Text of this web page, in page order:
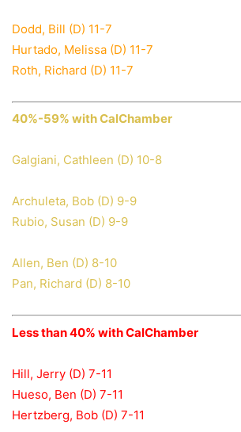
Dodd, Bill (D) 11-7
Hurtado, Melissa (D) 11-7
Roth, Richard (D) 11-7
40%-59% with CalChamber
Galgiani, Cathleen (D) 10-8
Archuleta, Bob (D) 9-9
Rubio, Susan (D) 9-9
Allen, Ben (D) 8-10
Pan, Richard (D) 8-10
Lessthan40% with CalChamber
Hill, Jerry (D) 7-11
Hueso, Ben (D) 7-11
Hertzberg, Bob (D) 7-11